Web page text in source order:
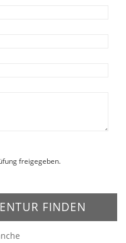
freigegeben.
FINDEN